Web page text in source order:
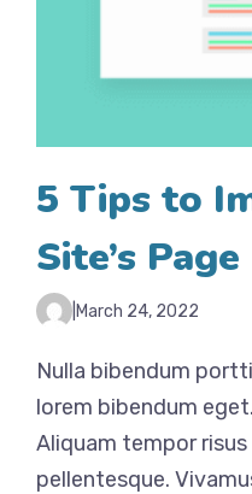
5 Tips to
Site’s
March 24, 2022
Nulla bibendum
lorem bibendum
Aliquam tempor
pellentesque.